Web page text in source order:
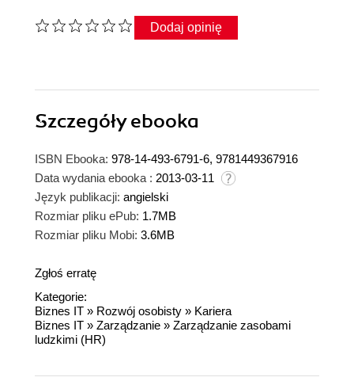
Dodaj opinię
Szczegółyebooka
ISBN Ebooka: 978-14-493-6791-6, 9781449367916
Data wydania ebooka : 2013-03-11
Język publikacji: angielski
Rozmiar pliku ePub: 1.7MB
Rozmiar pliku Mobi: 3.6MB
Zgłoś erratę
Kategorie:
Biznes IT » Rozwój osobisty » Kariera
Biznes IT » Zarządzanie » Zarządzanie zasobami
ludzkimi (HR)